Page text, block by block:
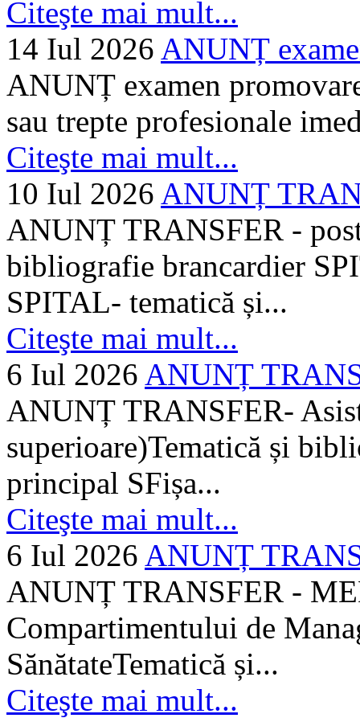
Citeşte mai mult...
14 Iul 2026 ANUNȚ
ANUNȚ examen
sau trepte profesionale
Citeşte mai mult...
10 Iul 2026 ANUNȚ
ANUNȚ TRANSFER -
bibliografie brancardier
SPITAL- tematică și...
Citeşte mai mult...
6 Iul 2026 ANUNȚ
ANUNȚ TRANSFER-
superioare)Tematică și
principal SFișa...
Citeşte mai mult...
6 Iul 2026 ANUNȚ
ANUNȚ TRANSFER -
Compartimentului de
SănătateTematică și...
Citeşte mai mult...